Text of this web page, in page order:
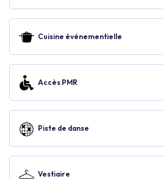
Cuisine événementielle
Accès PMR
Piste de danse
Vestiaire